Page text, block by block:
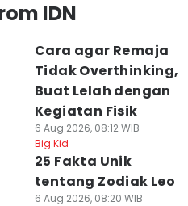
IDN
Cara agar Remaja
Tidak Overthinking,
Buat Lelah dengan
Kegiatan Fisik
6 Aug 2026, 08:12 WIB
Big Kid
25 Fakta Unik
tentang Zodiak Leo
6 Aug 2026, 08:20 WIB